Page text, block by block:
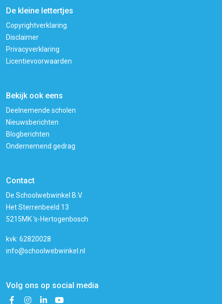
De kleine lettertjes
Copyrightverklaring
Disclaimer
Privacyverklaring
Licentievoorwaarden
Bekijk ook eens
Deelnemende scholen
Nieuwsberichten
Blogberichten
Ondernemend gedrag
Contact
De Schoolwebwinkel B.V.
Het Sterrenbeeld 13
5215MK 's-Hertogenbosch
kvk: 62820028
info@schoolwebwinkel.nl
Volg ons op social media